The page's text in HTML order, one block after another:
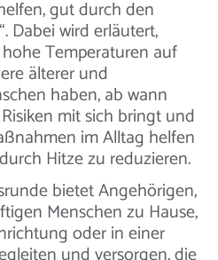
gut durch den
Dabei wird erläutert,
Temperaturen auf
älterer und
haben, ab wann
mit sich bringt und
im Alltag helfen
Hitze zu reduzieren.
bietet Angehörigen,
Menschen zu Hause,
oder in einer